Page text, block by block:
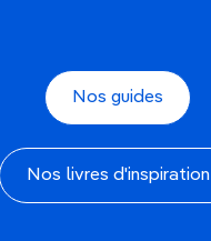
Nos guides
Nos livres d'inspiration